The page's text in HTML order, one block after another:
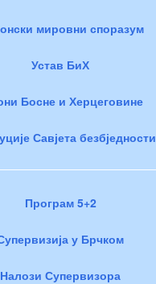
мировни споразум
Устав БиХ
Босне и Херцеговине
Савјета безбједности
Програм 5+2
у Брчком
Налози Супервизора